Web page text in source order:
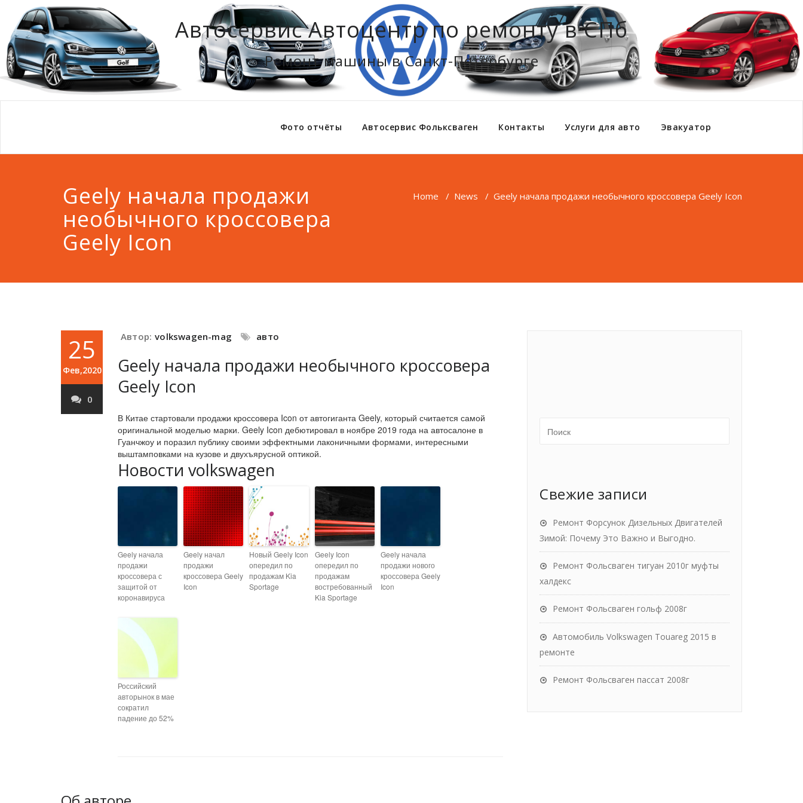
Автосервис Автоцентр по ремонту в СПб
Ремонт машины в Санкт-Петербурге
Фото отчёты Автосервис Фольксваген Контакты Услуги для авто Эвакуатор
Geely начала продажи
необычного кроссовера
Geely Icon
Home / News / Geely начала продажи необычного кроссовера Geely Icon
25
Фев,2020
0
Автор: volkswagen-mag авто
Geely начала продажи необычного кроссовера
Geely Icon
В Китае стартовали продажи кроссовера Icon от автогиганта Geely, который считается самой
оригинальной моделью марки. Geely Icon дебютировал в ноябре 2019 года на автосалоне в
Гуанчжоу и поразил публику своими эффектными лаконичными формами, интересными
выштамповками на кузове и двухъярусной оптикой.
Новости volkswagen
Geely начала
продажи
кроссовера с
защитой от
коронавируса
Geely начал
продажи
кроссовера Geely
Icon
Новый Geely Icon
опередил по
продажам Kia
Sportage
Geely Icon
опередил по
продажам
востребованный
Kia Sportage
Geely начала
продажи нового
кроссовера Geely
Icon
Российский
авторынок в мае
сократил
падение до 52%
Свежие записи
Ремонт Форсунок Дизельных Двигателей
Зимой: Почему Это Важно и Выгодно.
Ремонт Фольсваген тигуан 2010г муфты
халдекс
Ремонт Фольсваген гольф 2008г
Автомобиль Volkswagen Touareg 2015 в
ремонте
Ремонт Фольсваген пассат 2008г